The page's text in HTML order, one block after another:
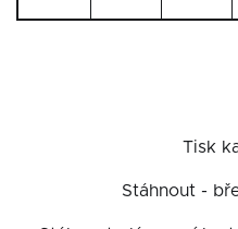
Tisk
Stáhnout -